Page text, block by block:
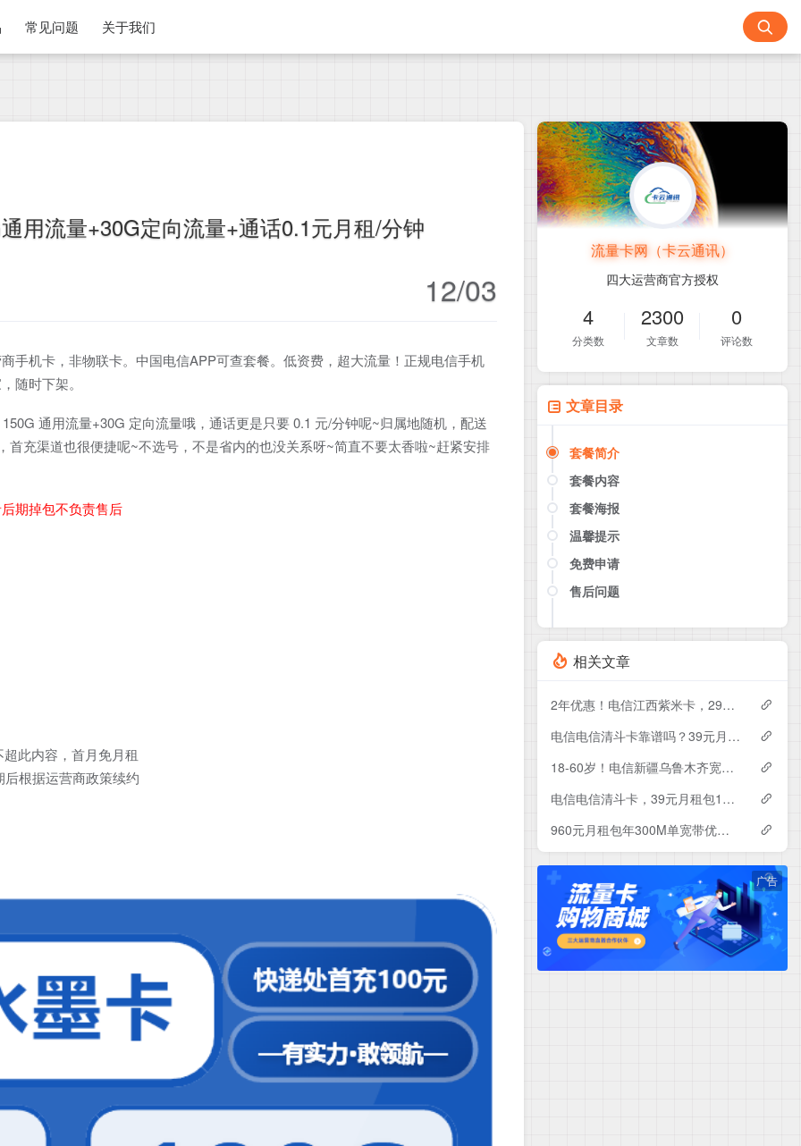
常见问题 关于我们
用流量+30G定向流量+通话0.1元月租/分钟
12/03
手机卡，非物联卡。中国电信APP可查套餐。低资费，超大流量！正规电信手机
随时下架。
通用流量+30G 定向流量哦，通话更是只要 0.1 元/分钟呢~归属地随机，配送
充渠道也很便捷呢~不选号，不是省内的也没关系呀~简直不要太香啦~赶紧安排
期掉包不负责售后
此内容，首月免月租
根据运营商政策续约
流量卡网（卡云通讯）
四大运营商官方授权
4
分类数
2300
文章数
0
评论数
文章目录
套餐简介
套餐内容
套餐海报
温馨提示
免费申请
点击这里或者手机扫描下方二维码
售后问题
相关文章
2年优惠！电信江西紫米卡，29元月租包500G+200分钟
电信电信清斗卡靠谱吗？39元月租包185G+200分钟实测分享
18-60岁！电信新疆乌鲁木齐宽带卡，119-229元月租1200-1800M120-240G+1300-3000分钟融合宽带套餐
电信电信清斗卡，39元月租包185G+200分钟
960元月租包年300M单宽带优惠套餐！电信辽宁沈阳宽带卡套餐详情与办理指南
广告